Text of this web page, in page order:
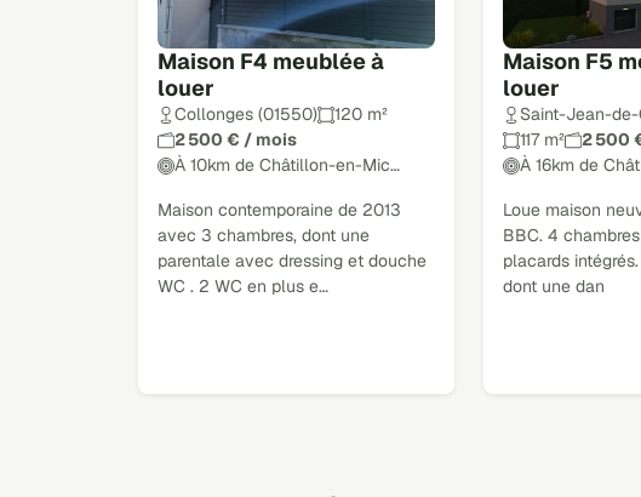
Maison F4 meublée à
louer
Collonges (01550)
120 m²
2 500 € / mois
À 10km de Châtillon-en-Mic…
Maison contemporaine de 2013
avec 3 chambres, dont une
parentale avec dressing et douche
WC . 2 WC en plus e…
Maison F5
louer
Saint-Jean-
117 m²
2 500
À 16km de
Loue maison
BBC. 4
placards
dont une dan